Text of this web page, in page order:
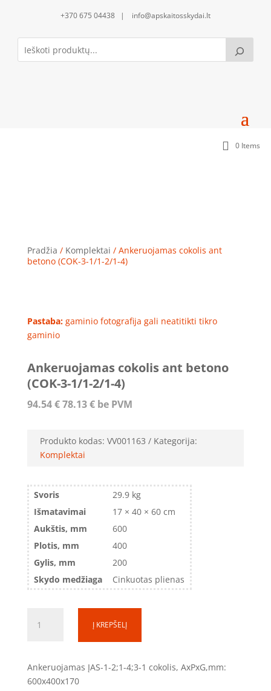
+370 675 04438 | info@apskaitosskydai.lt
0 Items
Pradžia / Komplektai / Ankeruojamas cokolis ant
betono (COK-3-1/1-2/1-4)
Pastaba:gaminio fotografija gali neatitikti tikro
gaminio
Ankeruojamas cokolis ant betono
(COK-3-1/1-2/1-4)
94.54€78.13€be PVM
Produkto kodas: VV001163
Kategorija:
Komplektai
Svoris
29.9 kg
Išmatavimai
17 × 40 × 60 cm
Aukštis, mm
600
Plotis, mm
400
Gylis, mm
200
Skydo medžiaga
Cinkuotas plienas
kiekis:
Ankeruojamas
ant
betono
Į KREPŠELĮ
Ankeruojamas ĮAS-1-2;1-4;3-1 cokolis, AxPxG,mm:
600x400x170